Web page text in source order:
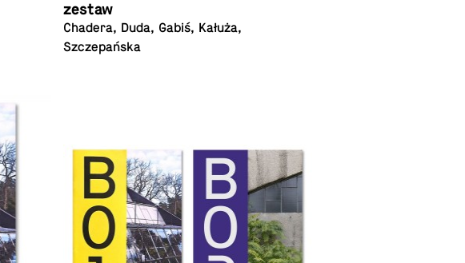
zestaw
Chadera, Duda, Gabiś, Kałuża,
Szczepańska